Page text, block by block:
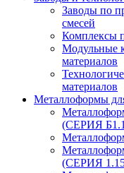
Заводы по
смесей
Комплексы
Модульные
материалов
материалов
Металлоформы
(СЕРИЯ
(СЕРИЯ